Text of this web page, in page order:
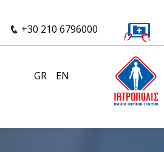
+30 210 6796000
GR EN